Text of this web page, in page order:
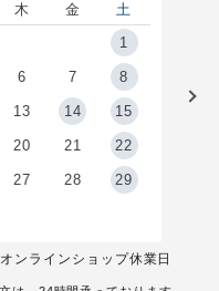
木 金
土
1
6 7 8
13 14 15
20 21 22
27 28 29
オンラインショップ休業日